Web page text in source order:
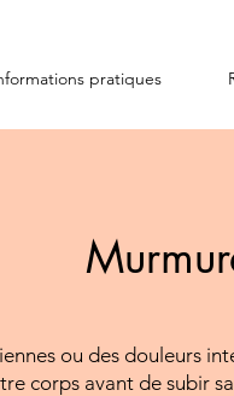
pratiques
ou des douleurs
corps avant de subir